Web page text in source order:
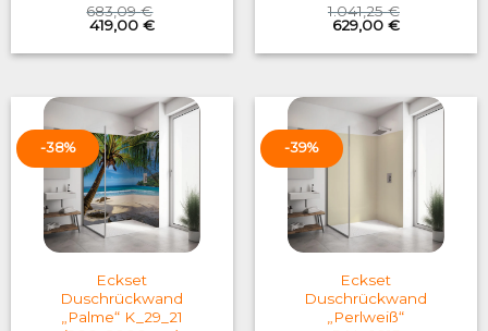
683,09€
Original
price
was:
419,00 €Current
is:
1.041,25€
Original
price
was:
629,00 €Current
is:
-38%
Eckset
Duschrückwand
„Palme“ K_29_21
-39%
Eckset
Duschrückwand
„Perlweiß“